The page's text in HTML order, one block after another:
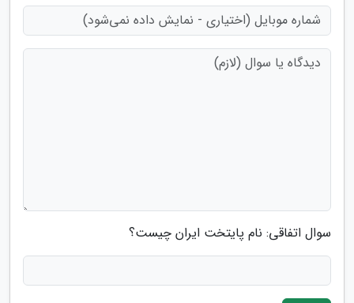
سوال اتفاقی: نام پایتخت ایران چیست؟